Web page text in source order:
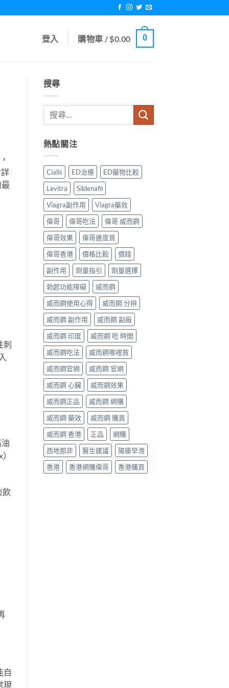
登入 購物車 /$0.00 0
刺
飲
自
現
搜尋
熱點關注
Cialis ED治療
ED藥物比較
Levitra
Sildenafil
Viagra副作用
Viagra藥效
偉哥
偉哥吃法
偉哥 威而鋼
偉哥效果
偉哥邊度買
偉哥香港
價格比較
價錢
副作用
劑量指引
劑量選擇
勃起功能障礙
威而鋼
威而鋼使用心得
威而鋼 分辨
威而鋼 副作用
威而鋼 副廠
威而鋼 印度
威而鋼 吃 時間
威而鋼吃法
威而鋼哪裡買
威而鋼官網
威而鋼 官網
威而鋼 心臟
威而鋼效果
威而鋼正品
威而鋼 網購
威而鋼 藥效
威而鋼 購買
威而鋼 香港
正品
網購
西地那非
醫生建議
陽痿早洩
香港
香港網購偉哥 香港購買